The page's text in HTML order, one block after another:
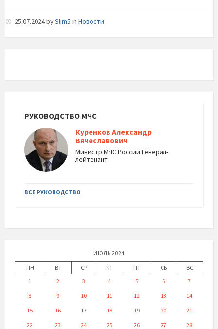
25.07.2024bySlim5 in Новости
РУКОВОДСТВО МЧС
Куренков Александр
Вячеславович
Министр МЧС России Генерал-
лейтенант
ВСЕ РУКОВОДСТВО
ИЮЛЬ 2024
ПН
ВТ СР ЧТ ПТ СБ
ВС
1
2 3 4 5 6
7
8
9 10 11 12 13
14
15
16 17 18 19 20
21
22
23 24 25 26 27
28